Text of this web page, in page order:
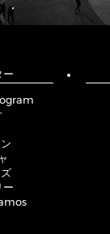
ー
ー